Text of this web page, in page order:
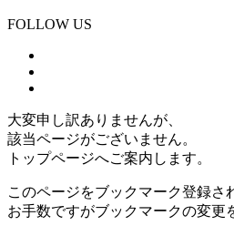
FOLLOW US
大変申し訳ありませんが、
該当ページがございません。
トップページへご案内します。
このページをブックマーク登録さ
お手数ですがブックマークの変更